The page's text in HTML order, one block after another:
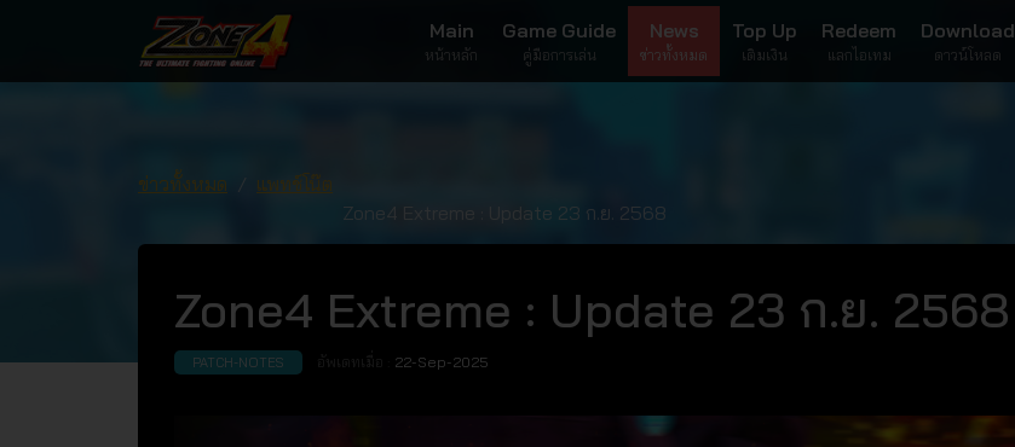
Main
หน้าหลัก
Game Guide
คู่มือการเล่น
News
ข่าวทั้งหมด
Top Up
เติมเงิน
Redeem
แลกไอเทม
Download
ดาวน์โหลด
ข่าวทั้งหมด
แพทช์โน๊ต
Zone4 Extreme : Update 23 ก.ย. 2568
Zone4 Extreme : Update 23 ก.ย. 2568
PATCH-NOTES 22-Sep-2025